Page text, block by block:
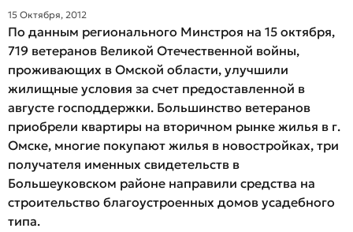
15 Октября, 2012
По данным регионального Минстроя на 15 октября,
719 ветеранов Великой Отечественной войны,
проживающих в Омской области, улучшили
жилищные условия за счет предоставленной в
августе господдержки. Большинство ветеранов
приобрели квартиры на вторичном рынке жилья в г.
Омске, многие покупают жилья в новостройках, три
получателя именных свидетельств в
Большеуковском районе направили средства на
строительство благоустроенных домов усадебного
типа.